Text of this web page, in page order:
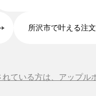
所沢市で叶える注
ている方は、アップル